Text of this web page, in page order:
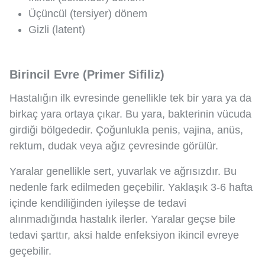
Üçüncül (tersiyer) dönem
Gizli (latent)
Birincil Evre (Primer Sifiliz)
Hastalığın ilk evresinde genellikle tek bir yara ya da
birkaç yara ortaya çıkar. Bu yara, bakterinin vücuda
girdiği bölgededir. Çoğunlukla penis, vajina, anüs,
rektum, dudak veya ağız çevresinde görülür.
Yaralar genellikle sert, yuvarlak ve ağrısızdır. Bu
nedenle fark edilmeden geçebilir. Yaklaşık 3-6 hafta
içinde kendiliğinden iyileşse de tedavi
alınmadığında hastalık ilerler. Yaralar geçse bile
tedavi şarttır, aksi halde enfeksiyon ikincil evreye
geçebilir.